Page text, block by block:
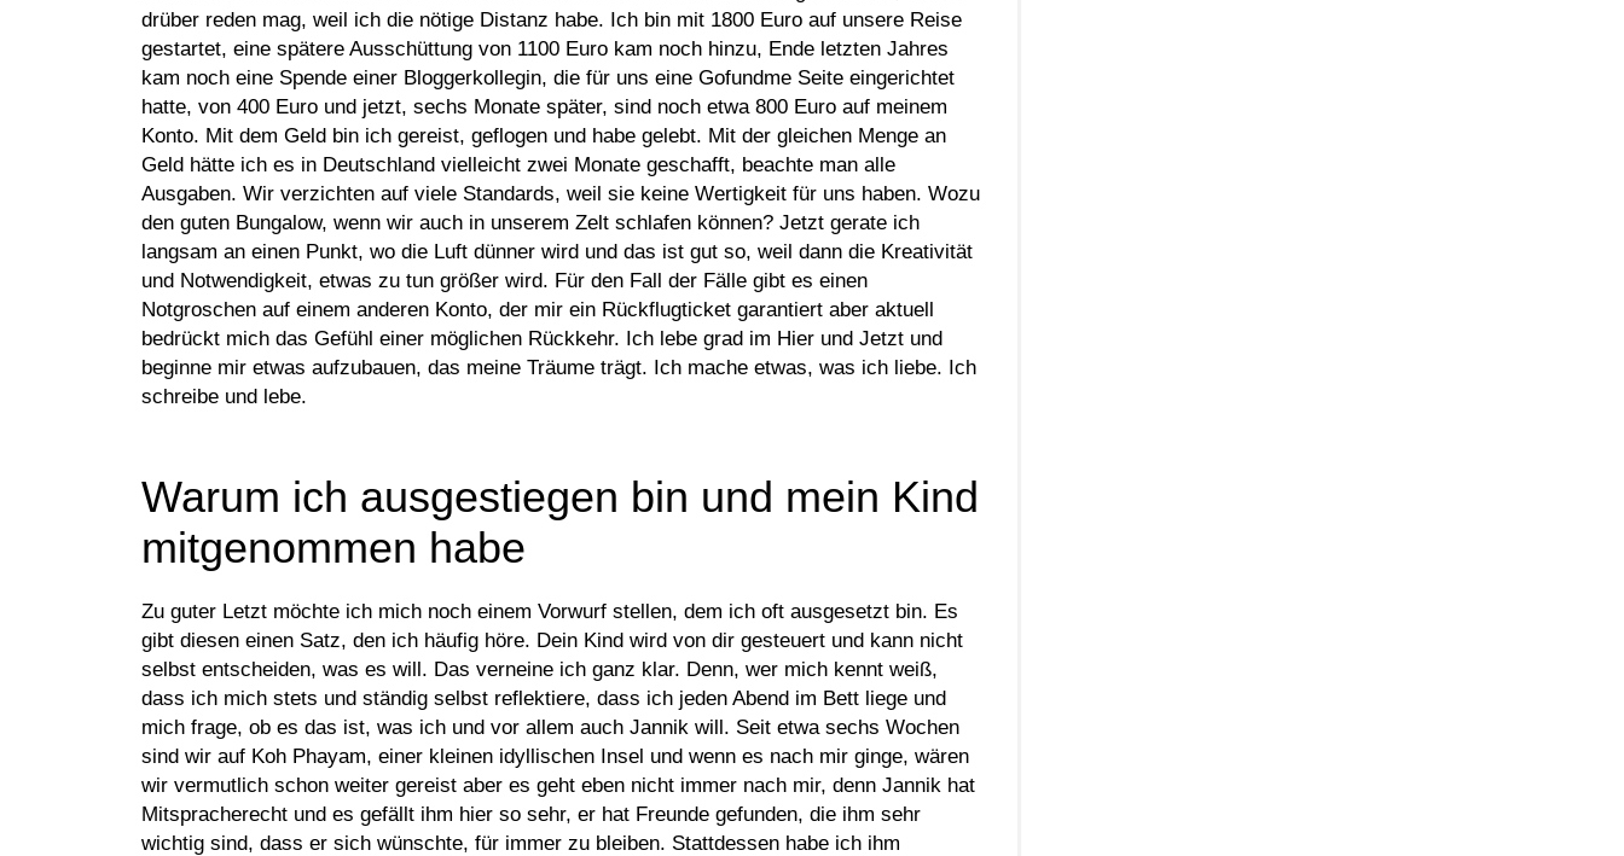
drüber reden mag, weil ich die nötige Distanz habe. Ich bin mit 1800 Euro auf unsere Reise
gestartet, eine spätere Ausschüttung von 1100 Euro kam noch hinzu, Ende letzten Jahres
kam noch eine Spende einer Bloggerkollegin, die für uns eine Gofundme Seite eingerichtet
hatte, von 400 Euro und jetzt, sechs Monate später, sind noch etwa 800 Euro auf meinem
Konto. Mit dem Geld bin ich gereist, geflogen und habe gelebt. Mit der gleichen Menge an
Geld hätte ich es in Deutschland vielleicht zwei Monate geschafft, beachte man alle
Ausgaben. Wir verzichten auf viele Standards, weil sie keine Wertigkeit für uns haben. Wozu
den guten Bungalow, wenn wir auch in unserem Zelt schlafen können? Jetzt gerate ich
langsam an einen Punkt, wo die Luft dünner wird und das ist gut so, weil dann die Kreativität
und Notwendigkeit, etwas zu tun größer wird. Für den Fall der Fälle gibt es einen
Notgroschen auf einem anderen Konto, der mir ein Rückflugticket garantiert aber aktuell
bedrückt mich das Gefühl einer möglichen Rückkehr. Ich lebe grad im Hier und Jetzt und
beginne mir etwas aufzubauen, das meine Träume trägt. Ich mache etwas, was ich liebe. Ich
schreibe und lebe.
Warum ich ausgestiegen bin und mein Kind
mitgenommen habe
Zu guter Letzt möchte ich mich noch einem Vorwurf stellen, dem ich oft ausgesetzt bin. Es
gibt diesen einen Satz, den ich häufig höre. Dein Kind wird von dir gesteuert und kann nicht
selbst entscheiden, was es will. Das verneine ich ganz klar. Denn, wer mich kennt weiß,
dass ich mich stets und ständig selbst reflektiere, dass ich jeden Abend im Bett liege und
mich frage, ob es das ist, was ich und vor allem auch Jannik will. Seit etwa sechs Wochen
sind wir auf Koh Phayam, einer kleinen idyllischen Insel und wenn es nach mir ginge, wären
wir vermutlich schon weiter gereist aber es geht eben nicht immer nach mir, denn Jannik hat
Mitspracherecht und es gefällt ihm hier so sehr, er hat Freunde gefunden, die ihm sehr
wichtig sind, dass er sich wünschte, für immer zu bleiben. Stattdessen habe ich ihm